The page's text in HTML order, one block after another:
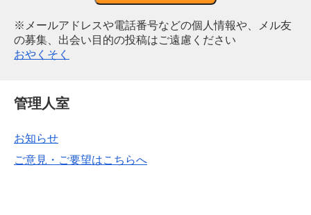
※メールアドレスや電話番号などの個人情報や、メル友
の募集、出会い目的の投稿はご遠慮ください
おやくそく
管理人室
お知らせ
ご意見・ご要望はこちらへ